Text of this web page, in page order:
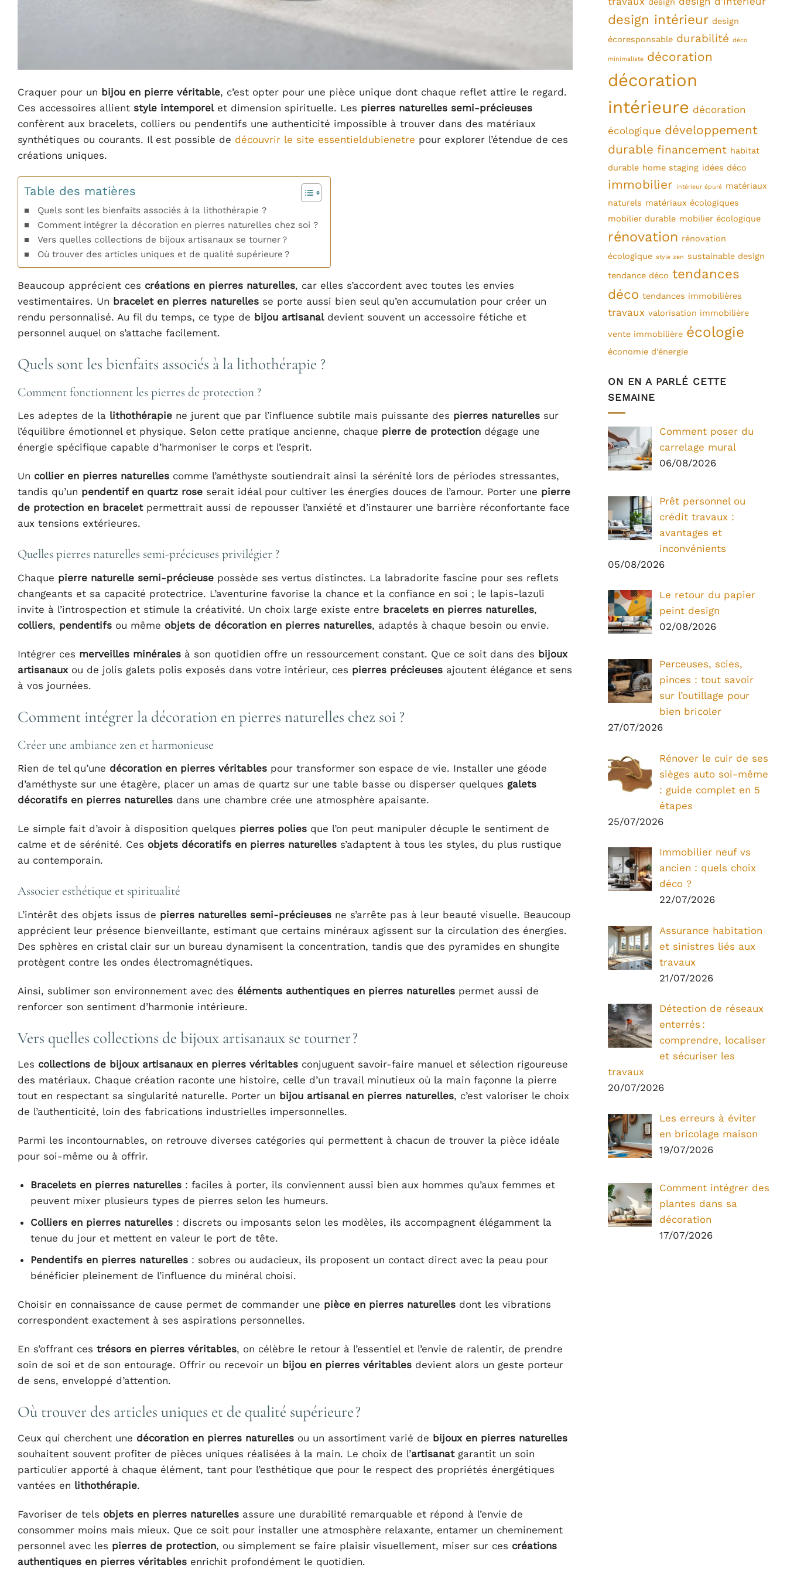
Craquer pour un bijou en pierre véritable, c’est opter pour une pièce unique dont chaque reflet attire le regard.
Ces accessoires allient style intemporelet dimension spirituelle. Les pierres naturelles semi-précieuses
confèrent aux bracelets, colliers ou pendentifs une authenticité impossible à trouver dans des matériaux
synthétiques ou courants. Il est possible de découvrir le site essentieldubienetre pour explorer l’étendue de ces
créations uniques.
Table des matières
Quels sont les bienfaits associés à la lithothérapie ?
Comment intégrer la décoration en pierres naturelles chez soi ?
Vers quelles collections de bijoux artisanaux se tourner ?
Où trouver des articles uniques et de qualité supérieure ?
Beaucoup apprécient ces créations en pierres naturelles, car elles s’accordent avec toutes les envies
vestimentaires. Un bracelet en pierres naturelles se porte aussi bien seul qu’en accumulation pour créer un
rendu personnalisé. Au fil du temps, ce type de bijou artisanaldevient souvent un accessoire fétiche et
personnel auquel on s’attache facilement.
Quels sont les bienfaits associés à la lithothérapie ?
Comment fonctionnent les pierres de protection ?
Les adeptes de la lithothérapie ne jurent que par l’influence subtile mais puissante des pierres naturelles sur
l’équilibre émotionnel et physique. Selon cette pratique ancienne, chaque pierre de protection dégage une
énergie spécifique capable d’harmoniser le corps et l’esprit.
Un collier en pierres naturelles comme l’améthyste soutiendrait ainsi la sérénité lors de périodes stressantes,
tandis qu’un pendentif en quartz rose serait idéal pour cultiver les énergies douces de l’amour. Porter une pierre
de protection en braceletpermettrait aussi de repousser l’anxiété et d’instaurer une barrière réconfortante face
aux tensions extérieures.
Quelles pierres naturelles semi-précieuses privilégier ?
Chaque pierre naturelle semi-précieuse possède ses vertus distinctes. La labradorite fascine pour ses reflets
changeants et sa capacité protectrice. L’aventurine favorise la chance et la confiance en soi ; le lapis-lazuli
invite à l’introspection et stimule la créativité. Un choix large existe entre bracelets en pierres naturelles,
colliers, pendentifs ou même objets de décoration en pierres naturelles, adaptés à chaque besoin ou envie.
Intégrer ces merveilles minérales à son quotidien offre un ressourcement constant. Que ce soit dans des bijoux
artisanaux ou de jolis galets polis exposés dans votre intérieur, ces pierres précieuses ajoutent élégance et sens
à vos journées.
Comment intégrer la décoration en pierres naturelles chez soi ?
Créer une ambiance zen et harmonieuse
Rien de tel qu’une décoration en pierres véritables pour transformer son espace de vie. Installer une géode
d’améthyste sur une étagère, placer un amas de quartz sur une table basse ou disperser quelques galets
décoratifs en pierres naturelles dans une chambre crée une atmosphère apaisante.
Le simple fait d’avoir à disposition quelques pierres polies que l’on peut manipuler décuple le sentiment de
calme et de sérénité. Ces objets décoratifs en pierres naturelles s’adaptent à tous les styles, du plus rustique
au contemporain.
Associer esthétique et spiritualité
L’intérêt des objets issus de pierres naturelles semi-précieuses ne s’arrête pas à leur beauté visuelle. Beaucoup
apprécient leur présence bienveillante, estimant que certains minéraux agissent sur la circulation des énergies.
Des sphères en cristal clair sur un bureau dynamisent la concentration, tandis que des pyramides en shungite
protègent contre les ondes électromagnétiques.
Ainsi, sublimer son environnement avec des éléments authentiques en pierres naturelles permet aussi de
renforcer son sentiment d’harmonie intérieure.
Vers quelles collections de bijoux artisanaux se tourner ?
Les collections de bijoux artisanaux en pierres véritables conjuguent savoir-faire manuel et sélection rigoureuse
des matériaux. Chaque création raconte une histoire, celle d’un travail minutieux où la main façonne la pierre
tout en respectant sa singularité naturelle. Porter un bijou artisanal en pierres naturelles, c’est valoriser le choix
de l’authenticité, loin des fabrications industrielles impersonnelles.
Parmi les incontournables, on retrouve diverses catégories qui permettent à chacun de trouver la pièce idéale
pour soi-même ou à offrir.
Bracelets en pierres naturelles : faciles à porter, ils conviennent aussi bien aux hommes qu’aux femmes et
peuvent mixer plusieurs types de pierres selon les humeurs.
Colliers en pierres naturelles : discrets ou imposants selon les modèles, ils accompagnent élégamment la
tenue du jour et mettent en valeur le port de tête.
Pendentifs en pierres naturelles : sobres ou audacieux, ils proposent un contact direct avec la peau pour
bénéficier pleinement de l’influence du minéral choisi.
Choisir en connaissance de cause permet de commander une pièce en pierres naturelles dont les vibrations
correspondent exactement à ses aspirations personnelles.
En s’offrant ces trésors en pierres véritables, on célèbre le retour à l’essentiel et l’envie de ralentir, de prendre
soin de soi et de son entourage. Offrir ou recevoir un bijou en pierres véritables devient alors un geste porteur
de sens, enveloppé d’attention.
Où trouver des articles uniques et de qualité supérieure ?
Ceux qui cherchent une décoration en pierres naturelles ou un assortiment varié de bijoux en pierres naturelles
souhaitent souvent profiter de pièces uniques réalisées à la main. Le choix de l’artisanatgarantit un soin
particulier apporté à chaque élément, tant pour l’esthétique que pour le respect des propriétés énergétiques
vantées en lithothérapie.
Favoriser de tels objets en pierres naturelles assure une durabilité remarquable et répond à l’envie de
consommer moins mais mieux. Que ce soit pour installer une atmosphère relaxante, entamer un cheminement
personnel avec les pierres de protection, ou simplement se faire plaisir visuellement, miser sur ces créations
authentiques en pierres véritables enrichit profondément le quotidien.
design intérieur design
écoresponsable durabilité déco
minimaliste décoration
décoration
intérieure décoration
écologique développement
durable financement habitat
durable home staging idées déco
immobilier intérieur épuré matériaux
naturels matériaux écologiques
mobilier durable mobilier écologique
rénovation rénovation
écologique style zen sustainable design
tendance déco tendances
déco tendances immobilières
travaux valorisation immobilière
vente immobilière écologie
économie d'énergie
ON EN A PARLÉ CETTE
SEMAINE
Comment poser du
carrelage mural
06/08/2026
Prêt personnel ou
crédit travaux :
avantages et
inconvénients
05/08/2026
Le retour du papier
peint design
02/08/2026
Perceuses, scies,
pinces : tout savoir
sur l’outillage pour
bien bricoler
27/07/2026
Rénover le cuir de ses
sièges auto soi-même
: guide complet en 5
étapes
25/07/2026
Immobilier neuf vs
ancien : quels choix
déco ?
22/07/2026
Assurance habitation
et sinistres liés aux
travaux
21/07/2026
Détection de réseaux
enterrés :
comprendre, localiser
et sécuriser les
travaux
20/07/2026
Les erreurs à éviter
en bricolage maison
19/07/2026
Comment intégrer des
plantes dans sa
décoration
17/07/2026